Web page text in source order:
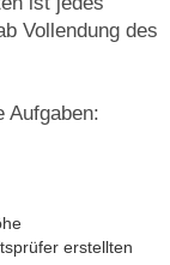
Vollendung des
Aufgaben:
erstellten